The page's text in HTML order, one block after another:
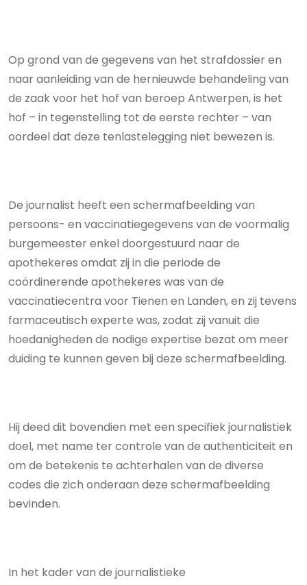
Op grond van de gegevens van het strafdossier en
naar aanleiding van de hernieuwde behandeling van
de zaak voor het hof van beroep Antwerpen, is het
hof – in tegenstelling tot de eerste rechter – van
oordeel dat deze tenlastelegging niet bewezen is.
De journalist heeft een schermafbeelding van
persoons- en vaccinatiegegevens van de voormalig
burgemeester enkel doorgestuurd naar de
apothekeres omdat zij in die periode de
coördinerende apothekeres was van de
vaccinatiecentra voor Tienen en Landen, en zij tevens
farmaceutisch experte was, zodat zij vanuit die
hoedanigheden de nodige expertise bezat om meer
duiding te kunnen geven bij deze schermafbeelding.
Hij deed dit bovendien met een specifiek journalistiek
doel, met name ter controle van de authenticiteit en
om de betekenis te achterhalen van de diverse
codes die zich onderaan deze schermafbeelding
bevinden.
In het kader van de journalistieke